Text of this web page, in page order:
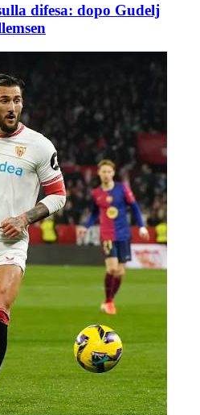
difesa: dopo Gudelj